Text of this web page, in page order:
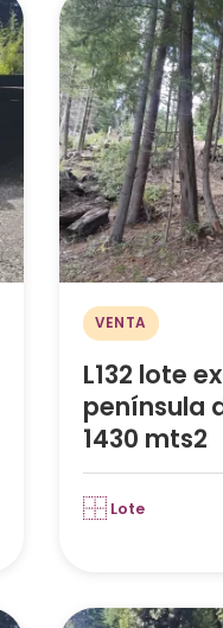
VENTA
L132 lote
península
1430 mts2
Lote